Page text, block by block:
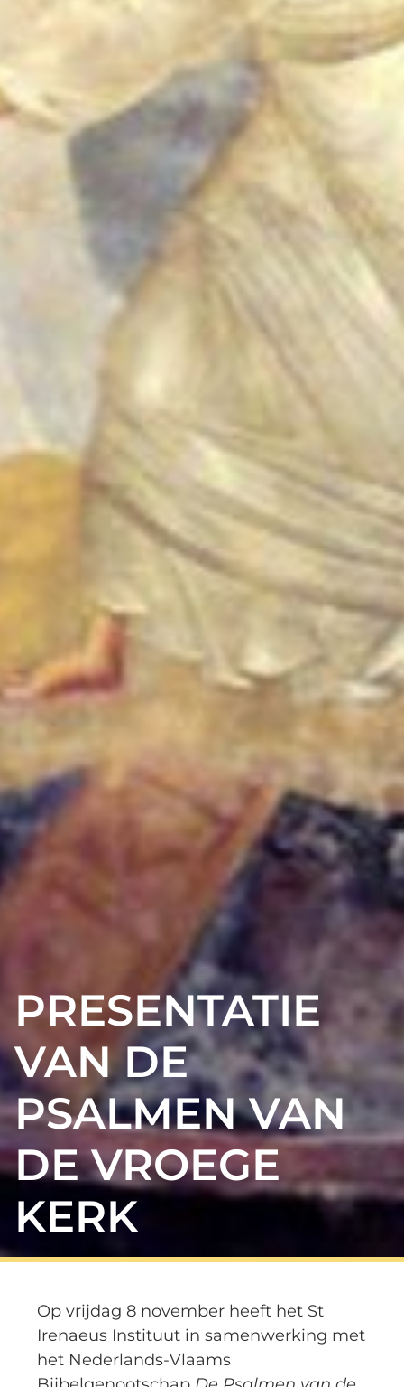
PRESENTATIE
VAN DE
PSALMEN VAN
DE VROEGE
KERK
Op vrijdag 8 november heeft het St
Irenaeus Instituut in samenwerking met
het Nederlands-Vlaams